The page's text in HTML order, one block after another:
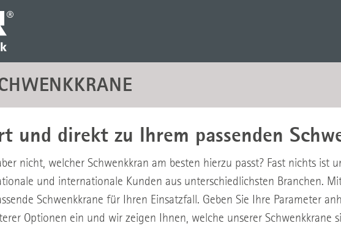
und direkt zu Ihrem passenden
nicht, welcher Schwenkkran am besten hierzu passt? Fast nichts
und internationale Kunden aus unterschiedlichsten Branchen.
Schwenkkrane für Ihren Einsatzfall. Geben Sie Ihre Parameter
Optionen ein und wir zeigen Ihnen, welche unserer Schwenkkrane